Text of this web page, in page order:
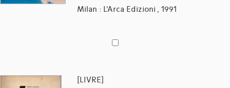
Milan : L'Arca Edizioni , 1991
[LIVRE]